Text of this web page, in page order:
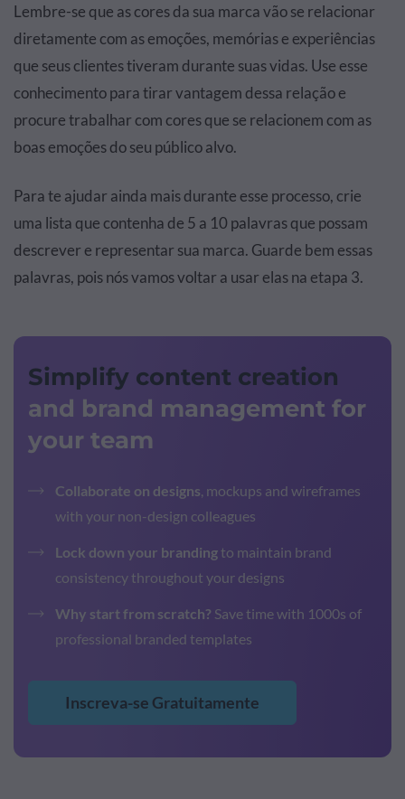
Lembre-se que as cores da sua marca vão se relacionar
diretamente com as emoções, memórias e experiências
que seus clientes tiveram durante suas vidas. Use esse
conhecimento para tirar vantagem dessa relação e
procure trabalhar com cores que se relacionem com as
boas emoções do seu público alvo.
Para te ajudar ainda mais durante esse processo, crie
uma lista que contenha de 5 a 10 palavras que possam
descrever e representar sua marca. Guarde bem essas
palavras, pois nós vamos voltar a usar elas na etapa 3.
Simplify content creation
and brand management for
your team
Collaborate on designs , mockups and wireframes
with your non-design colleagues
Lock down your brandingto maintain brand
consistency throughout your designs
Why start from scratch? Save time with 1000s of
professional branded templates
Inscreva-se Gratuitamente